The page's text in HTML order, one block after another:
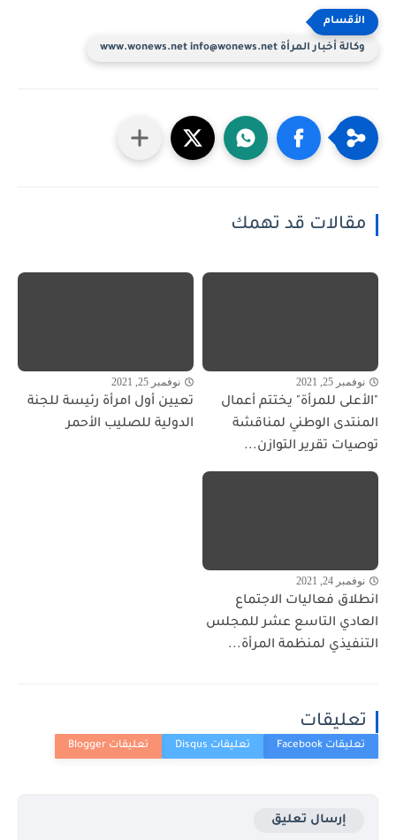
وكالة أخبار المرأة www.wonews.net info@wonews.net
مقالات قد تهمك
نوفمبر 25, 2021
"الأعلى للمرأة" يختتم أعمال
المنتدى الوطني لمناقشة
توصيات تقرير التوازن...
نوفمبر 25, 2021
تعيين أول امرأة رئيسة للجنة
الدولية للصليب الأحمر
نوفمبر 24, 2021
انطلاق فعاليات الاجتماع
العادي التاسع عشر للمجلس
التنفيذي لمنظمة المرأة...
تعليقات
إرسال تعليق